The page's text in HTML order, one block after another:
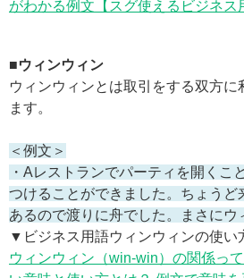
がわかる例文【スグ使えるビジネス
■ウィンウィン
ウィンウィンとは取引をする双方に
ます。
＜例文＞
・Aレストランでパーティを開くこ
つけることができました。ちょうど
あるので渡りに舟でした。まさにウ
▼ビジネス用語ウィンウィンの使い
ウィンウィン（win-win）の関係っ